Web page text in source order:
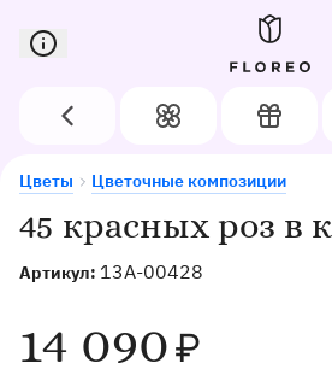
Сервис доставки цветов в
Назад Цветы Подарки
45 красных роз в
Артикул: 13A-00428
14 090₽
Цветы Цветочные композиции
45 красных роз в коробке